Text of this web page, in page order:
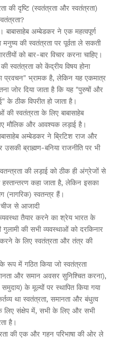
की दृष्टि (स्वतंत्रता और स्वतंत्रता)
अम्बेडकर ने एक महत्वपूर्ण
मनुष्य की स्वतंत्रता पर पूर्वता ले सकती
को बार-बार विचार करना चाहिए।
स्वतंत्रता को केंद्रीय विषय होना
प्रवचन" भ्रामक है, लेकिन यह एकमात्र
जोर दिया जाता है कि यह "पुरुषों और
के ठीक विपरीत हो जाता है।
स्वतंत्रता के लिए बाबासाहेब
मौलिक और आवश्यक लड़ाई है।
अम्बेडकर ने ब्रिटिश राज और
ब्राह्मण-बनिया राजनीति पर भी
की लड़ाई को ठीक ही अंग्रेजों से
कहा जाता है, लेकिन इसका
(नागरिक) स्वतन्त्र हैं।
चीज से आजादी
तैयार करने का श्रेय भारत के
की सभी व्यवस्थाओं को दरकिनार
के लिए स्वतंत्रता और तंत्र की
रूप में गठित किया जो स्वतंत्रता
और समान अवसर सुनिश्चित करना),
के मूल्यों पर स्थापित किया गया
था स्वतंत्रता, समानता और बंधुत्व
लिए संक्षेप में, सभी के लिए और सभी
है।
की एक और गहन परिभाषा की ओर ले